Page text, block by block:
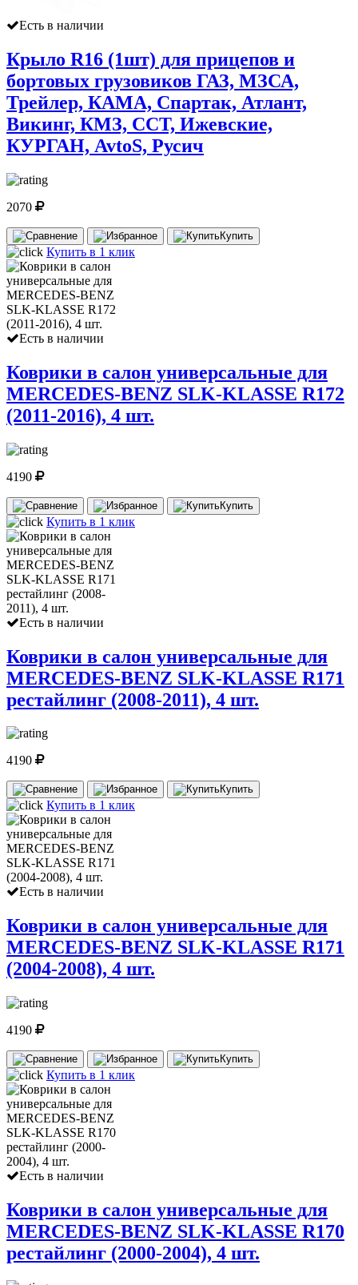
Есть в наличии
Крыло R16 (1шт) для прицепов и
бортовых грузовиков ГАЗ, МЗСА,
Трейлер, КАМА, Спартак, Атлант,
Викинг, КМЗ, ССТ, Ижевские,
КУРГАН, AvtoS, Русич
2070
Купить
Купить в 1 клик
Есть в наличии
Коврики в салон универсальные для
MERCEDES-BENZ SLK-KLASSE R172
(2011-2016), 4 шт.
4190
Купить
Купить в 1 клик
Есть в наличии
Коврики в салон универсальные для
MERCEDES-BENZ SLK-KLASSE R171
рестайлинг (2008-2011), 4 шт.
4190
Купить
Купить в 1 клик
Есть в наличии
Коврики в салон универсальные для
MERCEDES-BENZ SLK-KLASSE R171
(2004-2008), 4 шт.
4190
Купить
Купить в 1 клик
Есть в наличии
Коврики в салон универсальные для
MERCEDES-BENZ SLK-KLASSE R170
рестайлинг (2000-2004), 4 шт.